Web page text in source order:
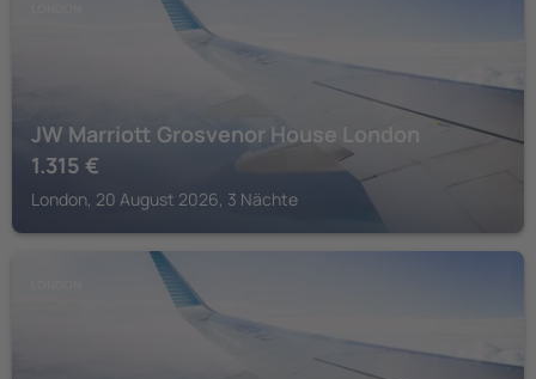
JW Marriott Grosvenor House London
1.315 €
London, 20 August 2026, 3 Nächte